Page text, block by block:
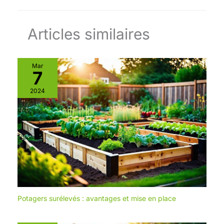
rend encore plus pratique au
quotidien. Comparé aux bols
plastique pp offre une
résistance supérieure aux
chocs, réduisant ainsi le
risque de casse ou de
déformation, même en cas de
chute accidentelle, ce qui le
rend particulièrement adapté
aux foyers avec enfants. Sa
durabilité garantit une longue
durée de vie. Expérience
Utilisateur : Les bords du bol
sont soigneusement
arrondis, ce qui rehausse son
attrait visuel et offre une prise
Articles similaires
Mar
7
2024
Potagers surélevés : avantages et mise en place